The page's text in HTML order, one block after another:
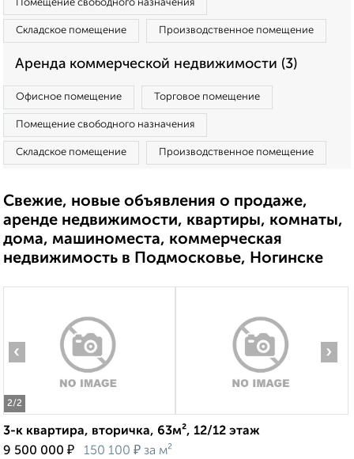
Помещение свободного назначения
Складское помещение Производственное помещение
Аренда коммерческой недвижимости (3)
Офисное помещение Торговое помещение
Помещение свободного назначения
Складское помещение Производственное помещение
Свежие, новые объявления о продаже,
аренде недвижимости, квартиры, комнаты,
дома, машиноместа, коммерческая
недвижимость в Подмосковье, Ногинске
2/2
‹ ›
3-к квартира, вторичка, 63м², 12/12 этаж
9 500 000 ₽ 150 100 ₽ за м²